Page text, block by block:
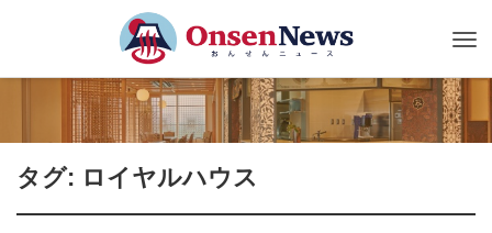
タグ: ロイヤルハウス